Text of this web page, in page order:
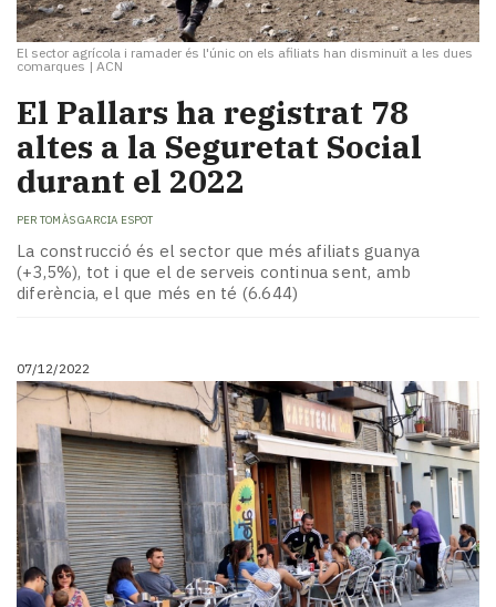
El sector agrícola i ramader és l'únic on els afiliats han disminuït a les dues
comarques | ACN
El Pallars ha registrat 78
altes a la Seguretat Social
durant el 2022
PER TOMÀS GARCIA ESPOT
La construcció és el sector que més afiliats guanya
(+3,5%), tot i que el de serveis continua sent, amb
diferència, el que més en té (6.644)
07/12/2022